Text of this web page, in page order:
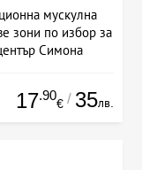
мускулна
зони по избор за
Симона
17.90
€ / 35лв.